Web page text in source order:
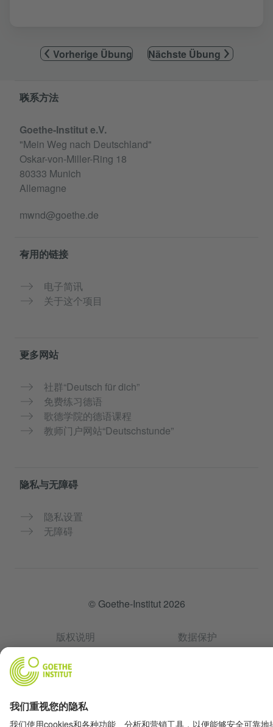
Vorherige Übung Nächste Übung
Service- und Informationsbereich
联系方法
Goethe-Institut e.V.
"Mein Weg nach Deutschland"
Oskar-von-Miller-Ring 18
80333 Munich
Allemagne
mwnd@goethe.de
有用的链接
电子简讯
关于这个项目
更多网站
社群“Deutsch für dich”
免费练习德语
歌德学院的德语课程
教师门户网站“Deutschstunde”
隐私与无障碍
隐私设置
无障碍
© Goethe-Institut 2026
版权说明 数据保护
使用条款